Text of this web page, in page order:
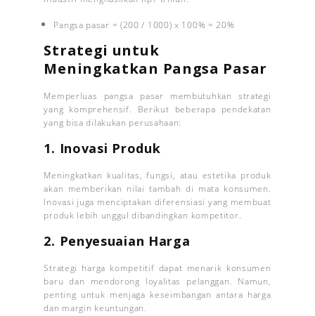
Pangsa pasar = (200 / 1000) x 100% = 20%
Strategi untuk
Meningkatkan Pangsa Pasar
Memperluas pangsa pasar membutuhkan strategi
yang komprehensif. Berikut beberapa pendekatan
yang bisa dilakukan perusahaan:
1. Inovasi Produk
Meningkatkan kualitas, fungsi, atau estetika produk
akan memberikan nilai tambah di mata konsumen.
Inovasi juga menciptakan diferensiasi yang membuat
produk lebih unggul dibandingkan kompetitor.
2. Penyesuaian Harga
Strategi harga kompetitif dapat menarik konsumen
baru dan mendorong loyalitas pelanggan. Namun,
penting untuk menjaga keseimbangan antara harga
dan margin keuntungan.